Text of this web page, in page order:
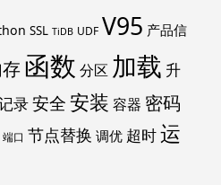
SSL TiDB UDF V95 产品信
函数 分区 加载 升
录安全安装 容器 密码
端口 节点替换 调优 超时运